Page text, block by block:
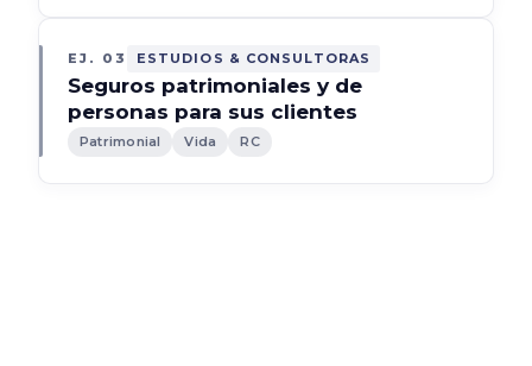
EJ. 03 ESTUDIOS & CONSULTORAS
Seguros patrimoniales y de
personas para sus clientes
Patrimonial Vida RC